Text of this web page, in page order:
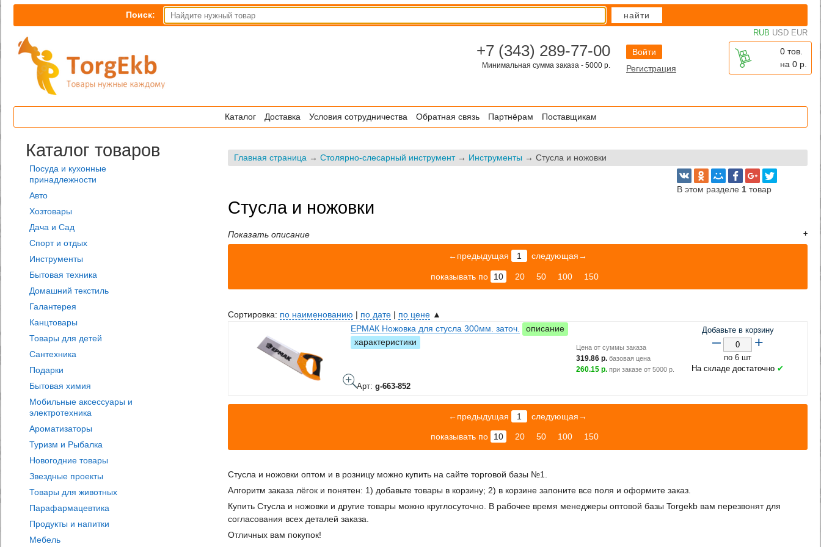
RUB USD EUR
Поиск: найти
0 тов.
на 0 р.
Войти
Регистрация
+7 (343) 289-77-00
Минимальная сумма заказа - 5000 р.
Каталог Доставка Условия сотрудничества Обратная связь Партнёрам Поставщикам
Главная страница → Столярно-слесарный инструмент→ Инструменты → Стусла и ножовки
В этом разделе 1 товар
Стусла и ножовки
Показать описание
←предыдущая 1 следующая→
показывать по 10 20 50 100 150
Сортировка: по наименованию | по дате | по цене ▲
ЕРМАК Ножовка для стусла 300мм. заточ.
описание
характеристики
Арт: g-663-852
Цена от суммы заказа
319.86 р. базовая цена
260.15 р. при заказе от5000 р.
Добавьте в корзину
– +
по 6 шт
На складе достаточно ✔
←предыдущая 1 следующая→
показывать по 10 20 50 100 150
Стусла и ножовки оптом и в розницу можно купить на сайте торговой базы №1.
Алгоритм заказа лёгок и понятен: 1) добавьте товары в корзину; 2) в корзине запоните все поля и оформите заказ.
Купить Стусла и ножовки и другие товары можно круглосуточно. В рабочее время менеджеры оптовой базы Torgekb вам перезвонят для
согласования всех деталей заказа.
Отличных вам покупок!
Каталог товаров
Посуда и кухонные
принадлежности
Авто
Хозтовары
Дача и Сад
Спорт и отдых
Инструменты
Бытовая техника
Домашний текстиль
Галантерея
Канцтовары
Товары для детей
Сантехника
Подарки
Бытовая химия
Мобильные аксессуары и
электротехника
Ароматизаторы
Туризм и Рыбалка
Новогодние товары
Звездные проекты
Товары для животных
Парафармацевтика
Продукты и напитки
Мебель